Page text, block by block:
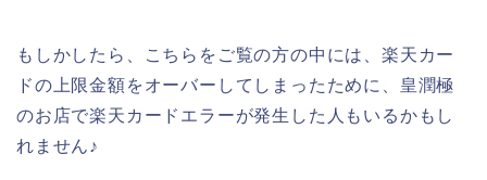
もしかしたら、こちらをご覧の方の中には、楽天カー
ドの上限金額をオーバーしてしまったために、皇潤極
のお店で楽天カードエラーが発生した人もいるかもし
れません♪